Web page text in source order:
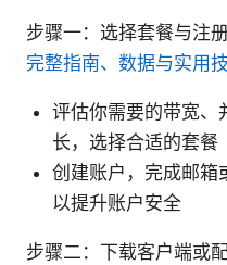
步骤一：选择套餐与注
完整指南、数据与实用
评估你需要的带宽、
长，选择合适的套餐
创建账户，完成邮箱
以提升账户安全
步骤二：下载客户端或